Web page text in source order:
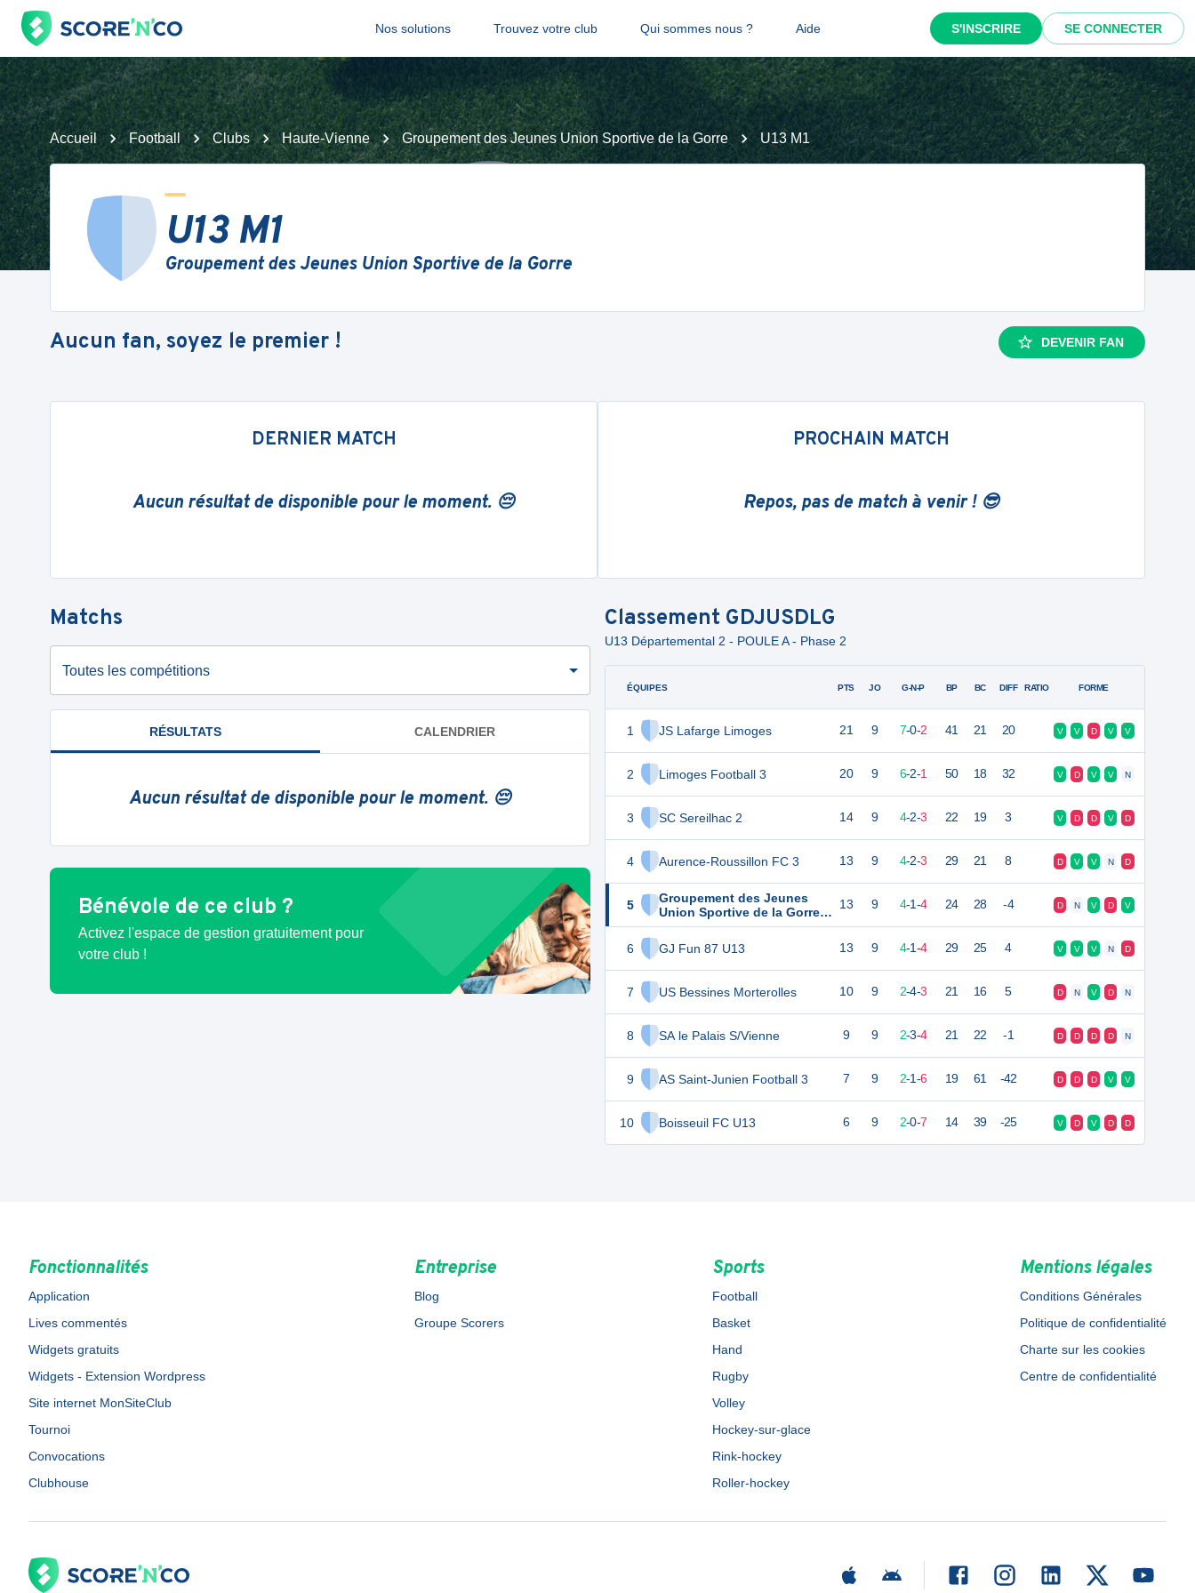
Nos solutions Trouvez votre club Qui sommes nous ? Aide S'INSCRIRE SE CONNECTER
Accueil Football Clubs Haute-Vienne Groupement des Jeunes Union Sportive de la Gorre U13 M1
U13 M1
Groupement des Jeunes Union Sportive de la Gorre
Aucun fan, soyez le premier ! DEVENIR FAN
DERNIER MATCH
Aucun résultat de disponible pour le moment. 😔
PROCHAIN MATCH
Repos, pas de match à venir ! 😎
Matchs
Toutes les compétitions
RÉSULTATS CALENDRIER
Aucun résultat de disponible pour le moment. 😔
Bénévole de ce club ?
Activez l'espace de gestion gratuitement pour
votre club !
Classement GDJUSDLG
U13 Départemental 2 - POULE A - Phase 2
ÉQUIPES
1 JS Lafarge Limoges
2 Limoges Football 3
3 SC Sereilhac 2
4 Aurence-Roussillon FC 3
5
Groupement des Jeunes
Union Sportive de la Gorre
U13
6
GJ Fun 87 U13
7 US Bessines Morterolles
8 SA le Palais S/Vienne
9 AS Saint-Junien Football 3
10 Boisseuil FC U13
PTS JO G-N-P BP BC DIFF RATIO FORME
21 9 7-0-2 41 21 20 V V D V V
20 9 6-2-1 50 18 32 V D V V N
14 9 4-2-3 22 19 3 V D D V D
13 9 4-2-3 29 21 8 D V V N D
13 9 4-1-4 24 28 -4 D N V D V
13 9 4-1-4 29 25 4 V V V N D
10 9 2-4-3 21 16 5 D N V D N
9 9 2-3-4 21 22 -1 D D D D N
7 9 2-1-6 19 61 -42 D D D V V
6 9 2-0-7 14 39 -25 V D V D D
Fonctionnalités
Application
Lives commentés
Widgets gratuits
Widgets - Extension Wordpress
Site internet MonSiteClub
Tournoi
Convocations
Clubhouse
Entreprise
Blog
Groupe Scorers
Sports
Football
Basket
Hand
Rugby
Volley
Hockey-sur-glace
Rink-hockey
Roller-hockey
Mentions légales
Conditions Générales
Politique de confidentialité
Charte sur les cookies
Centre de confidentialité